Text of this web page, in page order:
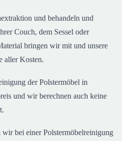
und behandeln und
Couch, dem Sessel oder
bringen wir mit und unsere
aller Kosten.
der Polstermöbel in
und wir berechnen auch keine
wir bei einer Polstermöbelreinigung